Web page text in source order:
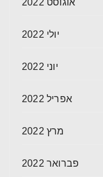
אוגוסט 2022
יולי 2022
יוני 2022
אפריל 2022
מרץ 2022
פברואר 2022